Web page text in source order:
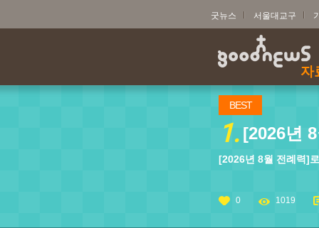
굿뉴스 서울대교구
자
BEST
1. [2026년
[2026년 8월 전례력]
0 1019